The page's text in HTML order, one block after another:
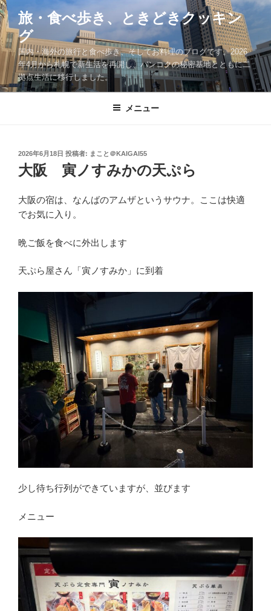
コ
ン
テ
ン
ツ
へ
ス
旅・食べ歩き、ときどきクッキン
グ
国内・海外の旅行と食べ歩き、そしてお料理のブログです。2026
年4月から札幌で新生活を再開し、バンコクの秘密基地とともに二
拠点生活に移行しました。
メニュー
投
日:
2026年6月18日 投稿者: まこと＠KAIGAI55
大阪 寅ノすみかの天ぷら
大阪の宿は、なんばのアムザというサウナ。ここは快適
でお気に入り。
晩ご飯を食べに外出します
天ぷら屋さん「寅ノすみか」に到着
少し待ち行列ができていますが、並びます
メニュー